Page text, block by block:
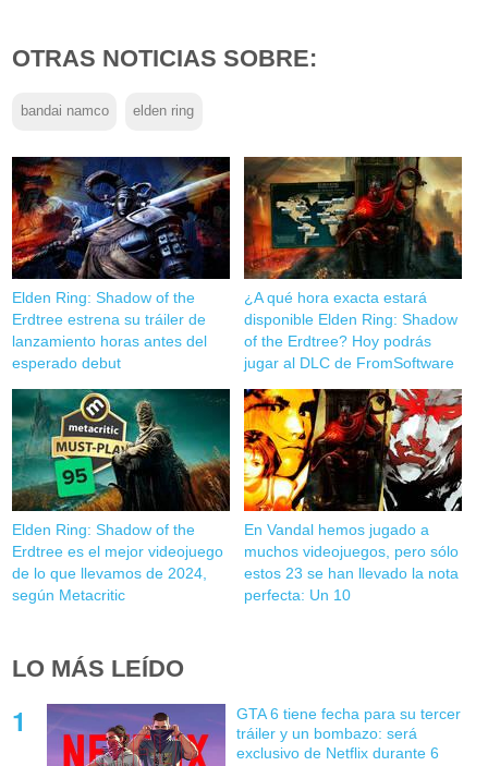
OTRAS NOTICIAS SOBRE:
bandai namco elden ring
Elden Ring: Shadow of the
Erdtree estrena su tráiler de
lanzamiento horas antes del
esperado debut
¿A qué hora exacta estará
disponible Elden Ring: Shadow
of the Erdtree? Hoy podrás
jugar al DLC de FromSoftware
Elden Ring: Shadow of the
Erdtree es el mejor videojuego
de lo que llevamos de 2024,
según Metacritic
En Vandal hemos jugado a
muchos videojuegos, pero sólo
estos 23 se han llevado la nota
perfecta: Un 10
LO MÁS LEÍDO
GTA 6 tiene fecha para su tercer
tráiler y un bombazo: será
exclusivo de Netflix durante 6